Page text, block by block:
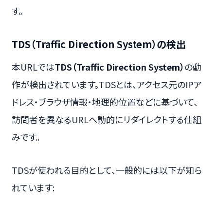
す。
TDS（Traffic Direction System）の検出
本URLではTDS（Traffic Direction System）の動
作が検出されています。TDSとは、アクセス元のIPア
ドレス・ブラウザ情報・地理的位置などに基づいて、
訪問者を異なるURLへ動的にリダイレクトする仕組
みです。
TDSが使われる目的として、一般的には以下が知ら
れています: